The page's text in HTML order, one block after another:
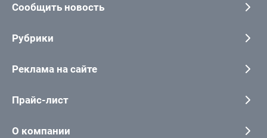
Сообщить новость
Рубрики
Реклама на сайте
Прайс-лист
О компании